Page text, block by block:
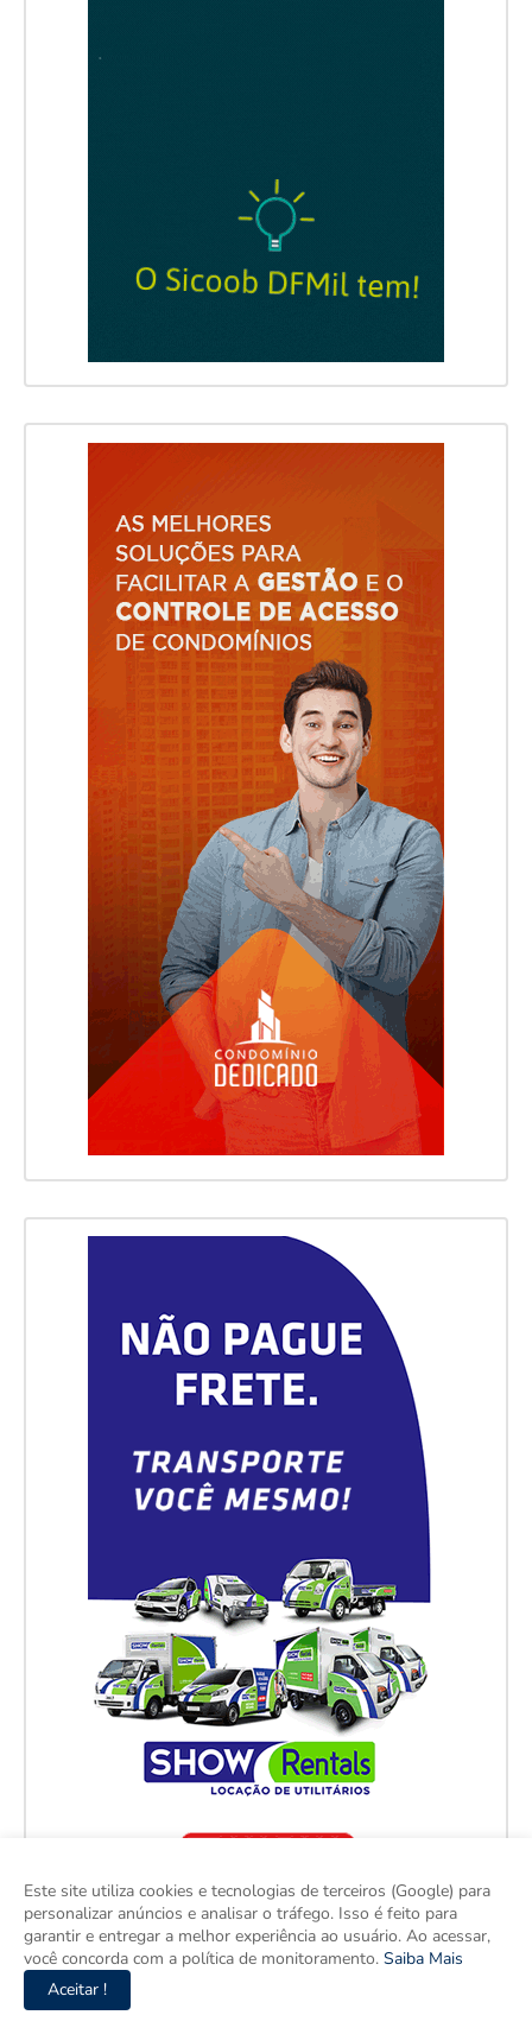
Este site utiliza cookies e tecnologias de terceiros (Google) para
personalizar anúncios e analisar o tráfego. Isso é feito para
garantir e entregar a melhor experiência ao usuário. Ao acessar,
você concorda com a política de monitoramento. Saiba Mais
Aceitar !